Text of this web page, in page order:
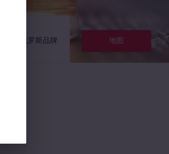
俄罗斯品牌 地图